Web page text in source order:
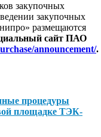
закупочных
закупочных
размещаются
сайт ПАО
announcement/.
процедуры
площадке ТЭК-